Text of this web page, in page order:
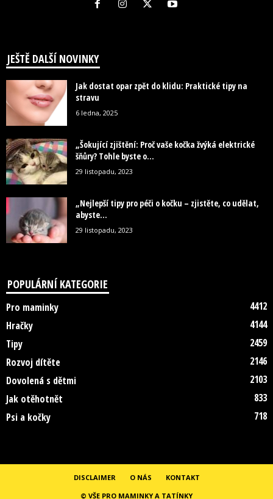
JEŠTĚ DALŠÍ NOVINKY
Jak dostat opar zpět do klidu: Praktické tipy na
stravu
6 ledna, 2025
„Šokující zjištění: Proč vaše kočka žvýká elektrické
šňůry? Tohle byste o...
29 listopadu, 2023
„Nejlepší tipy pro péči o kočku – zjistěte, co udělat,
abyste...
29 listopadu, 2023
POPULÁRNÍ KATEGORIE
Pro maminky
4412
Hračky
4144
Tipy
2459
Rozvoj dítěte
2146
Dovolená s dětmi
2103
Jak otěhotnět
833
Psi a kočky
718
DISCLAIMER O NÁS
KONTAKT
© VŠE PRO MAMINKY A TATÍNKY